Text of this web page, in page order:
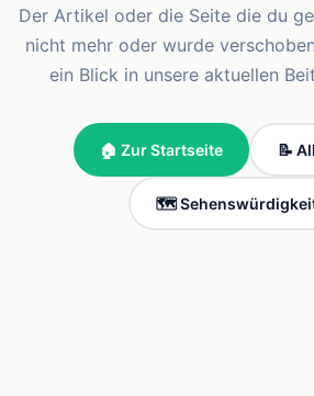
Der Artikel oder die Seite die du
nicht mehr oder wurde
ein Blick in unsere aktuellen
🏠 Zur Startseite 📝
🗺️